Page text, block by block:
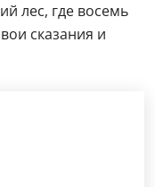
лес, где восемь
сказания и